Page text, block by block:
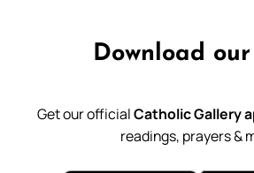
Download
Get our officialCatholic Gallery
readings, prayers &